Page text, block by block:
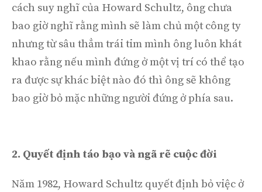
cách suy nghĩ của Howard Schultz, ông chưa
bao giờ nghĩ rằng mình sẽ làm chủ một công ty
nhưng từ sâu thẳm trái tim mình ông luôn khát
khao rằng nếu mình đứng ở một vị trí có thể tạo
ra được sự khác biệt nào đó thì ông sẽ không
bao giờ bỏ mặc những người đứng ở phía sau.
2. Quyết định táo bạo và ngã rẽ cuộc đời
Năm 1982, Howard Schultz quyết định bỏ việc ở